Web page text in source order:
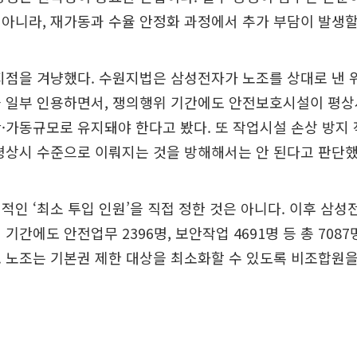
니라, 재가동과 수율 안정화 과정에서 추가 부담이 발생
을 겨냥했다. 수원지법은 삼성전자가 노조를 상대로 낸
부 인용하면서, 쟁의행위 기간에도 안전보호시설이 평
가동규모로 유지돼야 한다고 봤다. 또 작업시설 손상 방지
시 수준으로 이뤄지는 것을 방해해서는 안 된다고 판단
인 ‘최소 투입 인원’을 직접 정한 것은 아니다. 이후 삼성
기간에도 안전업무 2396명, 보안작업 4691명 등 총 7087
조는 기본권 제한 대상을 최소화할 수 있도록 비조합원